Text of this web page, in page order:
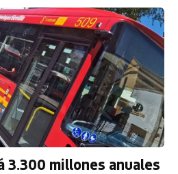
3.300 millones anuales